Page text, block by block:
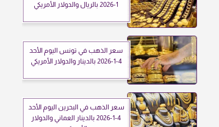
1-2026 بالريال والدولار الأمريكي
سعر الذهب في تونس اليوم الأحد
4-1-2026 بالدينار والدولار الأمريكي
سعر الذهب في البحرين اليوم الأحد
4-1-2026 بالدينار العماني والدولار